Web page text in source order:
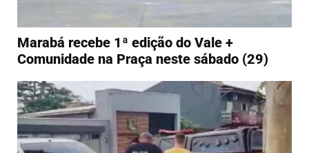
Marabá recebe 1ª edição do Vale +
Comunidade na Praça neste sábado (29)